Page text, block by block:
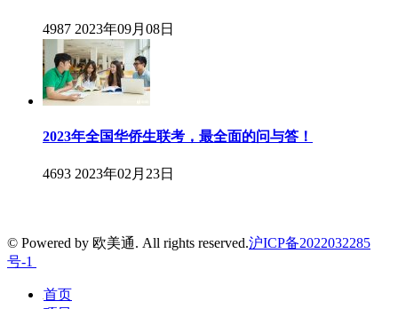
4987 2023年09月08日
2023年全国华侨生联考，最全面的问与答！
4693 2023年02月23日
© Powered by 欧美通. All rights reserved.沪ICP备2022032285
号-1
首页